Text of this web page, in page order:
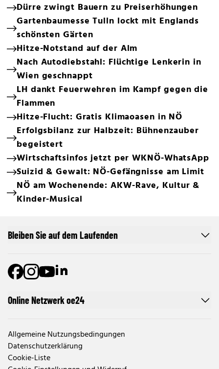
Dürre zwingt Bauern zu Preiserhöhungen
Gartenbaumesse Tulln lockt mit Englands
schönsten Gärten
Hitze-Notstand auf der Alm
Nach Autodiebstahl: Flüchtige Lenkerin in
Wien geschnappt
LH dankt Feuerwehren im Kampf gegen die
Flammen
Hitze-Flucht: Gratis Klimaoasen in NÖ
Erfolgsbilanz zur Halbzeit: Bühnenzauber
begeistert
Wirtschaftsinfos jetzt per WKNÖ-WhatsApp
Suizid & Gewalt: NÖ-Gefängnisse am Limit
NÖ am Wochenende: AKW-Rave, Kultur &
Kinder-Musical
Online Netzwerk oe24
Allgemeine Nutzungsbedingungen
Datenschutzerklärung
Cookie-Liste
Bleiben Sie auf dem Laufenden